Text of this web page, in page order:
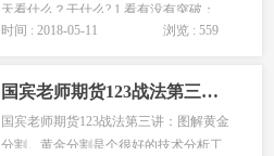
天看什么？干什么? 1.看有没有突破；
突破分压力线突破，平台突破，123突
的，实的。...
时间 : 2018-05-11 浏览 : 559
国宾老师期货123战法第三讲:什么是黄金分割-图解黄金分割
国宾老师期货123战法第三讲：图解黄金
分割。黄金分割是个很好的技术分析工